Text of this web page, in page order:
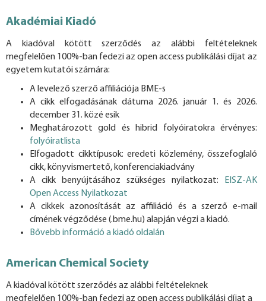
Akadémiai Kiadó
A kiadóval kötött szerződés az alábbi feltételeknek
megfelelően 100%-ban fedezi az open access publikálási díjat az
egyetem kutatói számára:
A levelező szerző affiliációja BME-s
A cikk elfogadásának dátuma 2026. január 1. és 2026.
december 31. közé esik
Meghatározott gold és hibrid folyóiratokra érvényes:
folyóiratlista
Elfogadott cikktípusok: eredeti közlemény, összefoglaló
cikk, könyvismertető, konferenciakiadvány
A cikk benyújtásához szükséges nyilatkozat:
EISZ-AK
Open Access Nyilatkozat
A cikkek azonosítását az affiliáció és a szerző e-mail
címének végződése (.bme.hu) alapján végzi a kiadó.
Bővebb információ a kiadó oldalán
American Chemical Society
A kiadóval kötött szerződés az alábbi feltételeknek
megfelelően 100%-ban fedezi az open access publikálási díjat a